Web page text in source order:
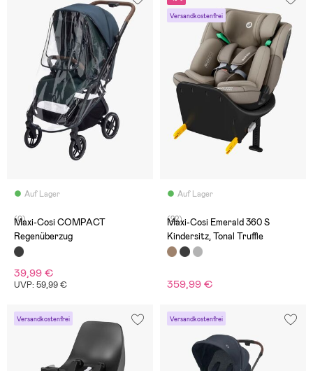
Auf Lager
(0)
Maxi-Cosi COMPACT
Regenüberzug
39,99 €
UVP: 59,99 €
Versandkostenfrei
Auf Lager
(22)
Maxi-Cosi Emerald 360 S
Kindersitz, Tonal Truffle
359,99 €
Versandkostenfrei Versandkostenfrei